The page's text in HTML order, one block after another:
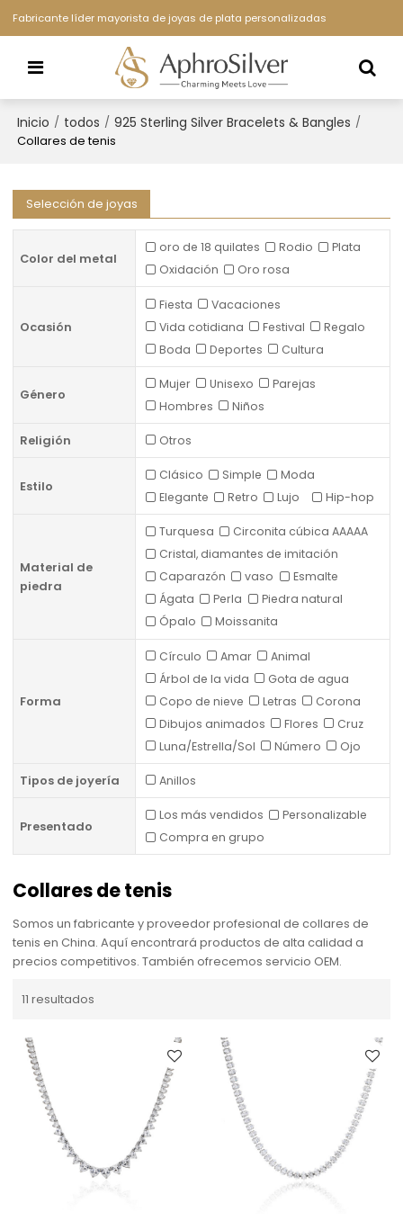
Fabricante líder mayorista de joyas de plata personalizadas
Inicio / todos / 925 Sterling Silver Bracelets & Bangles /
Collares de tenis
Selección de joyas
Color del metal
oro de 18 quilates Rodio
Plata
Oxidación
Oro rosa
Ocasión
Fiesta
Vacaciones
Vida cotidiana
Festival
Regalo
Boda
Deportes Cultura
Género
Mujer Unisexo
Parejas
Hombres
Niños
Religión Otros
Estilo
Clásico Simple
Moda
Elegante
Retro Lujo Hip-hop
Material de
piedra
Turquesa
Circonita cúbica AAAAA
Cristal, diamantes de imitación
Caparazón
vaso
Esmalte
Ágata
Perla
Piedra natural
Ópalo
Moissanita
Forma
Círculo Amar
Animal
Árbol de la vida
Gota de agua
Copo de nieve
Letras
Corona
Dibujos animados
Flores
Cruz
Luna/Estrella/Sol
Número Ojo
Tipos de joyería Anillos
Presentado
Los más vendidos
Personalizable
Compra en grupo
Collares de tenis
Somos un fabricante y proveedor profesional de collares de
tenis en China. Aquí encontrará productos de alta calidad a
precios competitivos. También ofrecemos servicio OEM.
11 resultados